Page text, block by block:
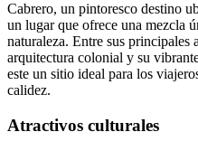
Cabrero, un pintoresco destino
un lugar que ofrece una mezcla
naturaleza. Entre sus principales
arquitectura colonial y su
este un sitio ideal para los
calidez.
Atractivos culturales